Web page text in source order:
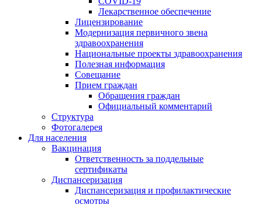
Лекарственное обеспечение
Лицензирование
Модернизация первичного звена
здравоохранения
Национальные проекты здравоохранения
Полезная информация
Совещание
Прием граждан
Обращения граждан
Официальный комментарий
Структура
Фотогалерея
Для населения
Вакцинация
Ответственность за поддельные
сертификаты
Диспансеризация
Диспансеризация и профилактические
осмотры